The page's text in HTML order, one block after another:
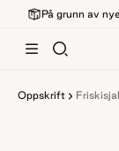
På grunn av
Oppskrift